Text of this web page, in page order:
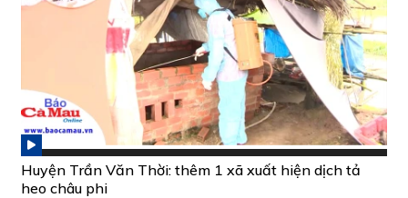
Huyện Trần Văn Thời: thêm 1 xã xuất hiện dịch tả
heo châu phi